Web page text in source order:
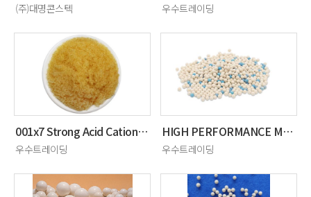
(주)대명콘스텍 우수트레이딩
001x7 Strong Acid Cation Exchange Resin(SAC)
우수트레이딩
HIGH PERFORMANCE MOLECULAR SIEVE(13X-HP,LITHIUM)
우수트레이딩